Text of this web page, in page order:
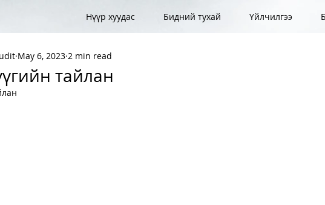
Нүүр хуудас Бидний тухай Үйлчилгээ
тайлан
May 6, 2023 2 min read